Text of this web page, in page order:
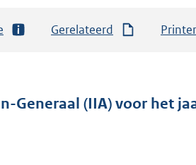
Gerelateerd
Generaal (IIA) voor het